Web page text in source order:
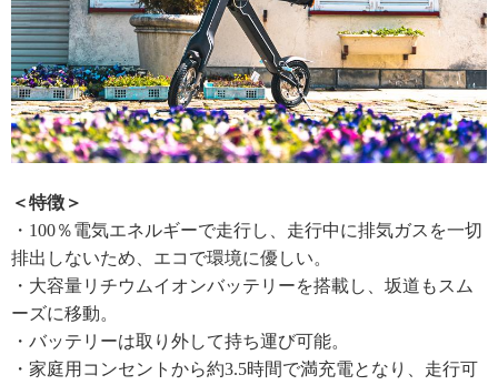
＜特徴＞
・100％電気エネルギーで走行し、走行中に排気ガスを一切
排出しないため、エコで環境に優しい。
・大容量リチウムイオンバッテリーを搭載し、坂道もスム
ーズに移動。
・バッテリーは取り外して持ち運び可能。
・家庭用コンセントから約3.5時間で満充電となり、走行可